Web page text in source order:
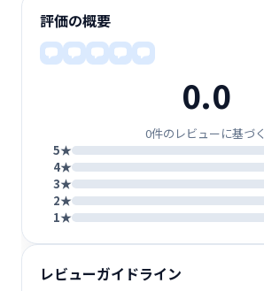
評価の概要
0.0
0件のレビューに基づく
5★
4★
3★
2★
1★
レビューガイドライン